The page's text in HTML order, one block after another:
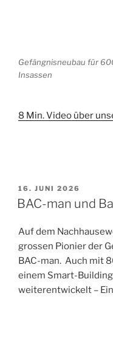
Gefängnisneubau für
Insassen
8 Min. Video über
VERÖFFENTLICHT
AM
16. JUNI 2026
BAC-man und
Auf dem
grossen Pionier der
BAC-man. Auch mit
einem Smart-
weiterentwickelt –